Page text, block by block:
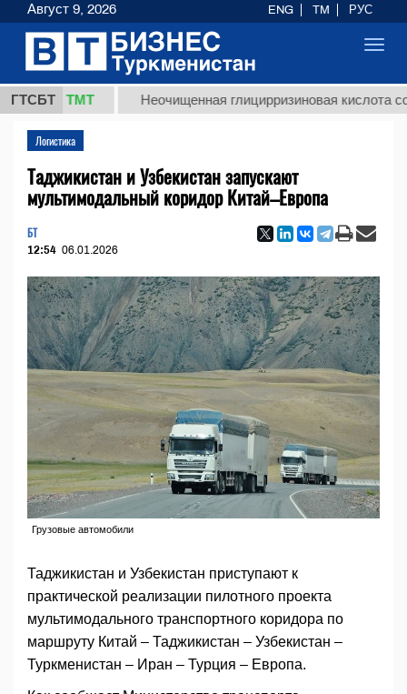
ГТСБТ
ТМТ Неочищенная глицирризиновая кислота
Логистика
Таджикистан и Узбекистан запускают
мультимодальный коридор Китай–Европа
БТ
12:54 06.01.2026
Грузовые автомобили
Таджикистан и Узбекистан приступают к
практической реализации пилотного проекта
мультимодального транспортного коридора по
маршруту Китай – Таджикистан – Узбекистан –
Туркменистан – Иран – Турция – Европа.
Август 9, 2026 ENG TM РУС